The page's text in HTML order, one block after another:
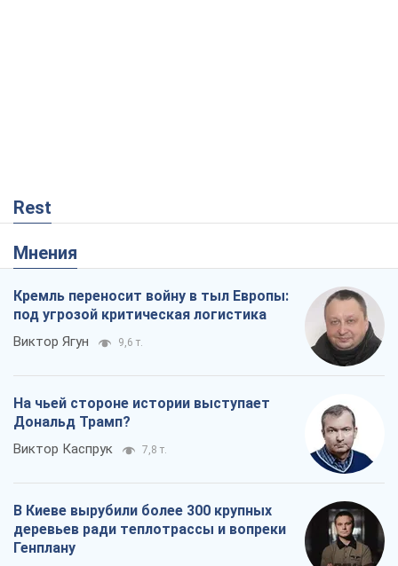
Rest
Мнения
Кремль переносит войну в тыл Европы:
под угрозой критическая логистика
Виктор Ягун 9,6 т.
На чьей стороне истории выступает
Дональд Трамп?
Виктор Каспрук 7,8 т.
В Киеве вырубили более 300 крупных
деревьев ради теплотрассы и вопреки
Генплану